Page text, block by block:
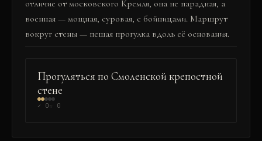
отличие от московского Кремля, она не парадная, а
военная — мощная, суровая, с бойницами. Маршрут
вокруг стены — пешая прогулка вдоль её основания.
Прогуляться по Смоленской крепостной
стене
✓ 0 0